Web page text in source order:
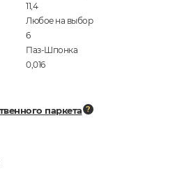
11,4
Любое на выбор
6
Паз-Шпонка
0,016
паркета